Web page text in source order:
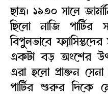
ছাত্র। ১৯৩০ সালে
ছিলো নাজি
বিপুলভাবে
একটা বড় অংশের উৎস
এরা হলো প্রাক্তন
পার্টির শুরুর দিকে